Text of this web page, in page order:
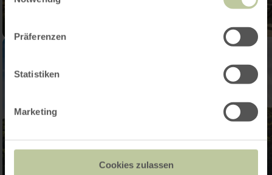
Präferenzen
Statistiken
Marketing
Cookies zulassen